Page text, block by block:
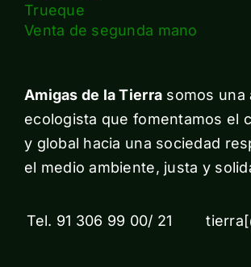
Trueque
Venta de segunda mano
Amigas de la Tierra somos una
ecologista que fomentamos el
y global hacia una sociedad
el medio ambiente, justa y
Tel. 91 306 99 00/ 21